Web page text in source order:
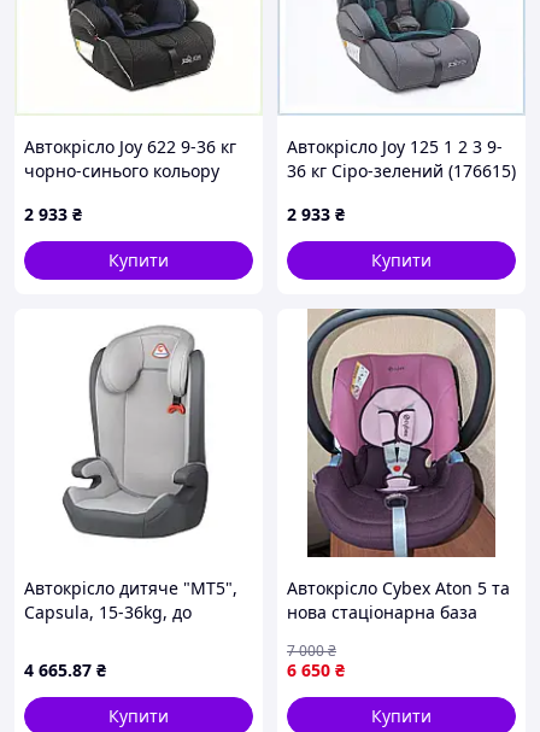
Автокрісло Joy 622 9-36 кг
чорно-синього кольору
2 933 ₴
Купити
Автокрісло Joy 125 1 2 3 9-
36 кг Сіро-зелений (176615)
2 933 ₴
Купити
Автокрісло дитяче "MT5",
Capsula, 15-36kg, до
4 665.87 ₴
Купити
Автокрісло Cybex Aton 5 та
нова стаціонарна база
6 650 ₴
7 000₴
Купити